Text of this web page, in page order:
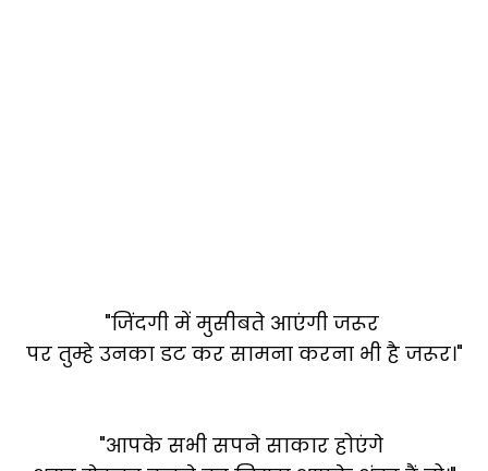
"जिंदगी में मुसीबते आएंगी जरूर
पर तुम्हे उनका डट कर सामना करना भी है जरूर।"
"आपके सभी सपने साकार होएंगे